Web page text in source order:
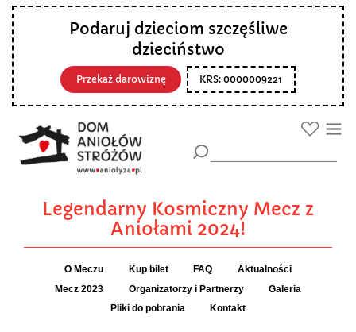
Podaruj dzieciom szczęśliwe
dzieciństwo
Przekaż darowiznę KRS: 0000009221
Legendarny Kosmiczny Mecz z
Aniołami 2024!
O Meczu Kup bilet FAQ Aktualności
Mecz 2023 Organizatorzy i Partnerzy Galeria
Pliki do pobrania Kontakt